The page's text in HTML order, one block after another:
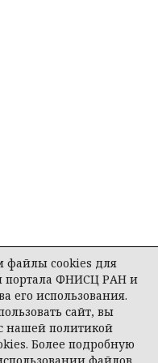
персональных
практика,
файлы cookies для
портала ФНИСЦ РАН и
его использования.
сайт, вы
нашей политикой
Более подробную